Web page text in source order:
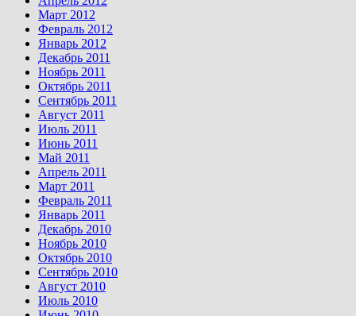
Март 2012
Февраль 2012
Январь 2012
Декабрь 2011
Ноябрь 2011
Октябрь 2011
Сентябрь 2011
Август 2011
Июль 2011
Июнь 2011
Май 2011
Апрель 2011
Март 2011
Февраль 2011
Январь 2011
Декабрь 2010
Ноябрь 2010
Октябрь 2010
Сентябрь 2010
Август 2010
Июль 2010